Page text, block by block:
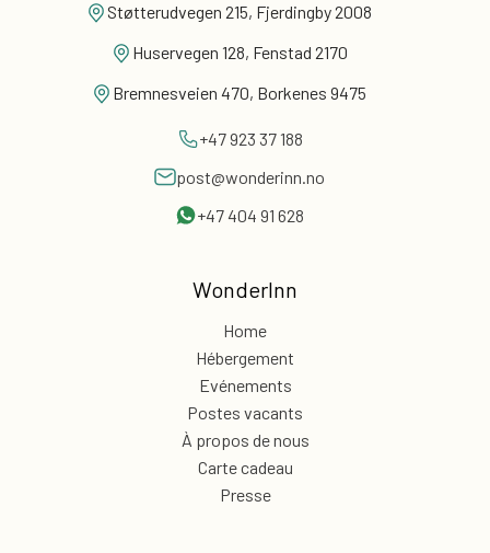
Støtterudvegen 215, Fjerdingby 2008
Huservegen 128, Fenstad 2170
Bremnesveien 470, Borkenes 9475
+47 923 37 188
post@wonderinn.no
+47 404 91 628
WonderInn
Home
Hébergement
Evénements
Postes vacants
À propos de nous
Carte cadeau
Presse